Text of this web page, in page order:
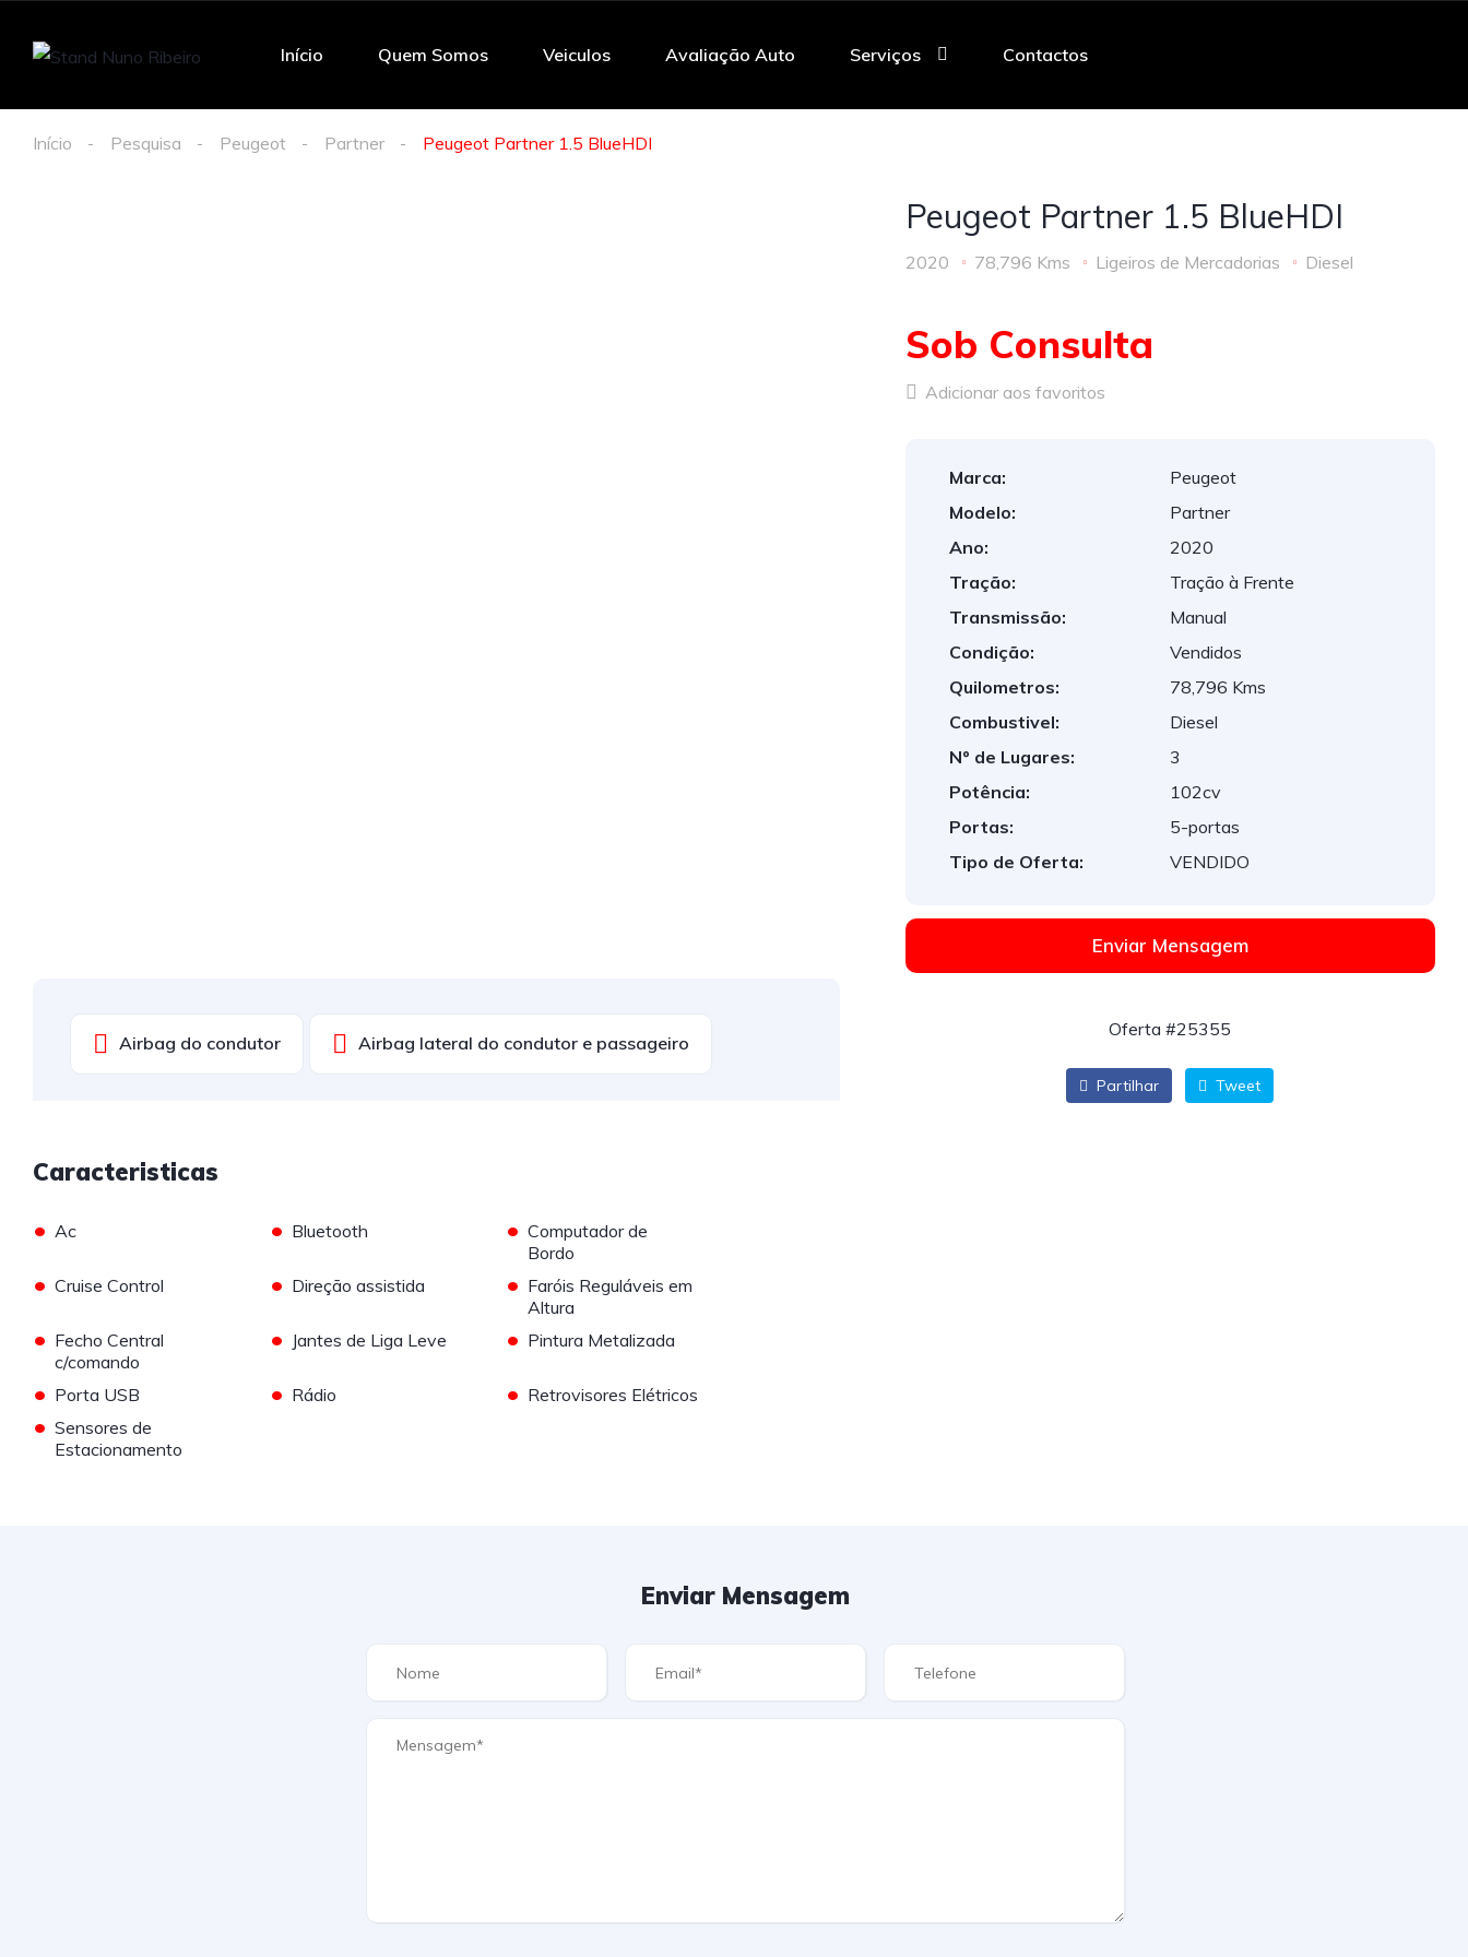
Início Quem Somos Veiculos Avaliação Auto Serviços Contactos
Início Pesquisa Peugeot Partner Peugeot Partner 1.5 BlueHDI
Airbag do condutor Airbag lateral do condutor e passageiro
Caracteristicas
• Ac • Bluetooth • Computador de
Bordo
• Cruise Control • Direção assistida • Faróis Reguláveis em
Altura
• Fecho Central
c/comando
• Jantes de Liga Leve • Pintura Metalizada
• Porta USB • Rádio • Retrovisores Elétricos
• Sensores de
Estacionamento
Peugeot Partner 1.5 BlueHDI
2020 78,796 Kms Ligeiros de Mercadorias Diesel
Sob Consulta
Adicionar aos favoritos
Marca:
Peugeot
Modelo:
Partner
Ano:
2020
Tração:
Tração à Frente
Transmissão:
Manual
Condição:
Vendidos
Quilometros:
78,796 Kms
Combustivel:
Diesel
Nº de Lugares:
3
Potência:
102cv
Portas:
5-portas
Tipo de Oferta:
VENDIDO
Enviar Mensagem
Oferta #25355
Partilhar Tweet
Enviar Mensagem